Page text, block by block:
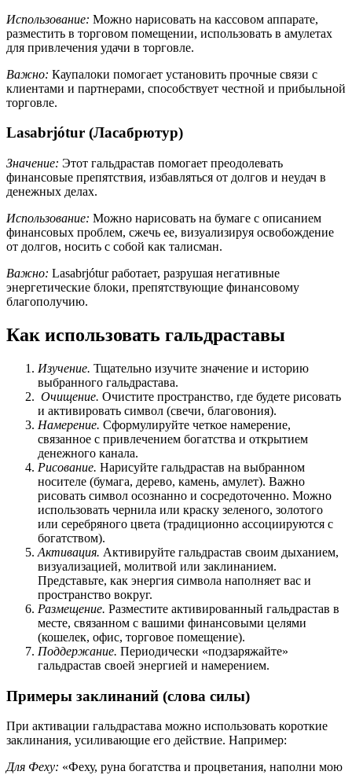
Использование: Можно нарисовать на кассовом аппарате,
разместить в торговом помещении, использовать в амулетах
для привлечения удачи в торговле.
Важно: Каупалоки помогает установить прочные связи с
клиентами и партнерами, способствует честной и прибыльной
торговле.
Lasabrjótur (Ласабрютур)
Значение: Этот гальдрастав помогает преодолевать
финансовые препятствия, избавляться от долгов и неудач в
денежных делах.
Использование: Можно нарисовать на бумаге с описанием
финансовых проблем, сжечь ее, визуализируя освобождение
от долгов, носить с собой как талисман.
Важно: Lasabrjótur работает, разрушая негативные
энергетические блоки, препятствующие финансовому
благополучию.
Как использовать гальдраставы
Изучение. Тщательно изучите значение и историю
выбранного гальдрастава.
Очищение. Очистите пространство, где будете рисовать
и активировать символ (свечи, благовония).
Намерение. Сформулируйте четкое намерение,
связанное с привлечением богатства и открытием
денежного канала.
Рисование. Нарисуйте гальдрастав на выбранном
носителе (бумага, дерево, камень, амулет). Важно
рисовать символ осознанно и сосредоточенно. Можно
использовать чернила или краску зеленого, золотого
или серебряного цвета (традиционно ассоциируются с
богатством).
Активация. Активируйте гальдрастав своим дыханием,
визуализацией, молитвой или заклинанием.
Представьте, как энергия символа наполняет вас и
пространство вокруг.
Размещение. Разместите активированный гальдрастав в
месте, связанном с вашими финансовыми целями
(кошелек, офис, торговое помещение).
Поддержание. Периодически «подзаряжайте»
гальдрастав своей энергией и намерением.
Примеры заклинаний (слова силы)
При активации гальдрастава можно использовать короткие
заклинания, усиливающие его действие. Например:
Для Феху: «Феху, руна богатства и процветания, наполни мою